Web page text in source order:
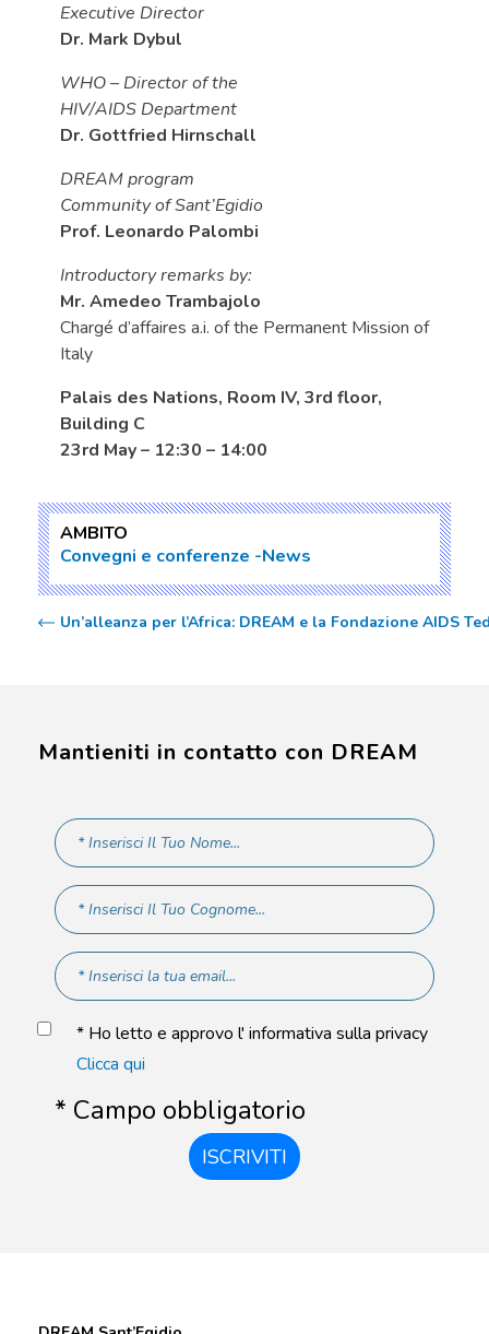
Executive Director
Dr. Mark Dybul
WHO – Director of the
HIV/AIDS Department
Dr. Gottfried Hirnschall
DREAM program
Community of Sant’Egidio
Prof. Leonardo Palombi
Introductory remarks by:
Mr. Amedeo Trambajolo
Chargé d’affaires a.i. of the Permanent Mission of
Italy
Palais des Nations, Room IV, 3rd floor,
Building C
23rd May – 12:30 – 14:00
AMBITO
Convegni e conferenze News
Un’alleanza per l’Africa: DREAM e la Fondazione AIDS
Mantieniti in contatto con DREAM
* Ho letto e approvo l' informativa sulla privacy
Clicca qui
* Campo obbligatorio
ISCRIVITI